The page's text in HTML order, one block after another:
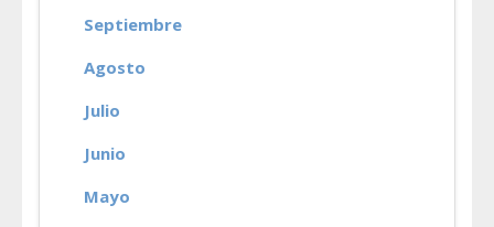
Septiembre
Agosto
Julio
Junio
Mayo